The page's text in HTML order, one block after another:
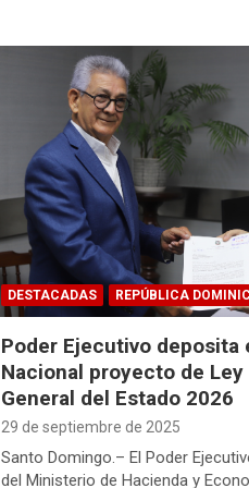
DESTACADAS REPÚBLICA
Poder Ejecutivo deposita
Nacional proyecto de
General del Estado 2026
29 de septiembre de 2025
Santo Domingo.– El Poder
del Ministerio de Hacienda y